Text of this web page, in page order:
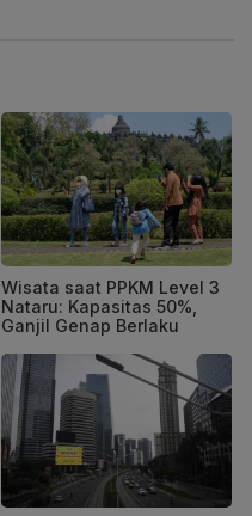
Wisata saat PPKM Level 3
Nataru: Kapasitas 50%,
Ganjil Genap Berlaku